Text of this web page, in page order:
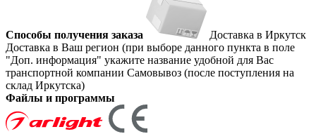
Способы получения заказа
Доставка в Иркутск
Доставка в Ваш регион (при выборе данного пункта в поле
"Доп. информация" укажите название удобной для Вас
транспортной компании Самовывоз (после поступления на
склад Иркутска)
Файлы и программы